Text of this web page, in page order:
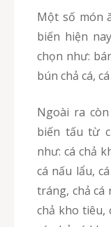
Một số món ăn được làm từ chả cá mối phổ
biến hiện
chọn như:
bún chả cá,
Ngoài ra còn có một số món ăn khác được
biến tấu từ
như: cá chả
cá nấu lẩu,
tráng, chả cá
chả kho tiêu,